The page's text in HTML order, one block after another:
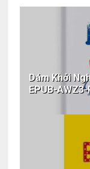
Dám Khởi
EPUB-